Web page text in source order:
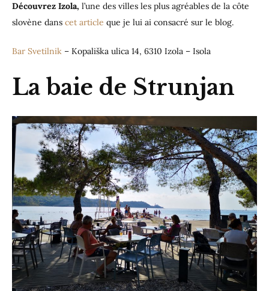
Découvrez Izola, l’une des villes les plus agréables de la côte
slovène dans cet article que je lui ai consacré sur le blog.
Bar Svetilnik – Kopališka ulica 14, 6310 Izola – Isola
La baie de Strunjan